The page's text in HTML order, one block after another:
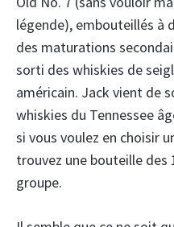
légende), embouteillés à
des maturations
sorti des whiskies de
américain. Jack vient de
whiskies du Tennessee
si vous voulez en choisir
trouvez une bouteille des
groupe.